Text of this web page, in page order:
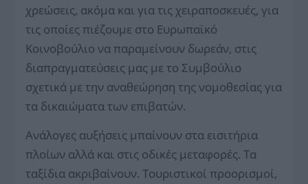
χρεώσεις, ακόμα και για τις χειραποσκευές, για
τις οποίες πιέζουμε στο Ευρωπαϊκό
Κοινοβούλιο να παραμείνουν δωρεάν, στις
διαπραγματεύσεις μας με το Συμβούλιο
σχετικά με την αναθεώρηση της νομοθεσίας για
τα δικαιώματα των επιβατών.
Ανάλογες αυξήσεις μπαίνουν στα εισιτήρια
πλοίων αλλά και στις οδικές μεταφορές. Τα
ταξίδια ακριβαίνουν. Τουριστικοί προορισμοί,